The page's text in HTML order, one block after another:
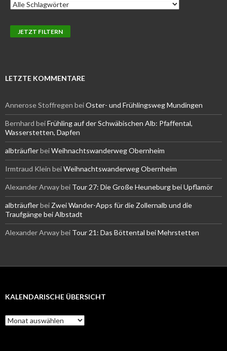
LETZTE KOMMENTARE
Annerose Stoffregen beiOster- und Frühlingsweg Mundingen
Bernhard beiFrühling auf der Schwäbischen Alb: Pfaffental,
Wasserstetten, Dapfen
albträuflerbeiWeihnachtswanderweg Obernheim
Irmtraud Klein beiWeihnachtswanderweg Obernheim
Alexander Arwaybei Tour 27: Die Große Heuneburg bei Upflamör
albträuflerbei Zwei Wander-Apps für die Zollernalb und die
Traufgänge bei Albstadt
Alexander Arwaybei Tour 21: Das Böttental bei Mehrstetten
KALENDARISCHE ÜBERSICHT
Kalendarische
Übersicht